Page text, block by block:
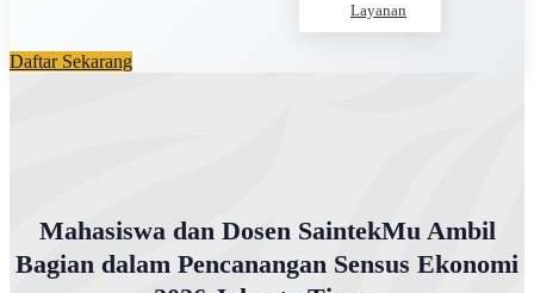
Layanan
Daftar Sekarang
Mahasiswa dan Dosen SaintekMu Ambil
Bagian dalam Pencanangan Sensus Ekonomi